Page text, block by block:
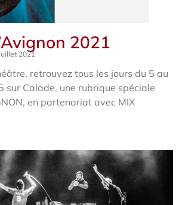
2021
2021
retrouvez tous les jours du 5 au
sur Calade, une rubrique spéciale
en partenariat avec MIX